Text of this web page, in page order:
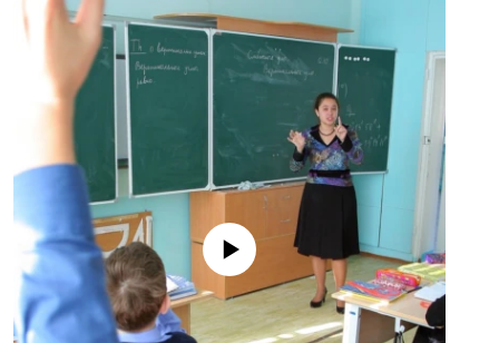
No media source currently available